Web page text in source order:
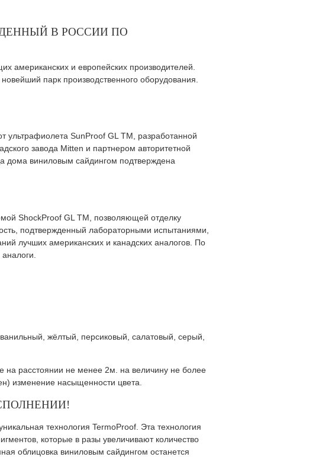
В РОССИИ ПО
американских и европейских производителей.
парк производственного оборудования.
SunProof GL TM, разработанной
завода Mitten и партнером авторитетной
дома виниловым сайдингом подтверждена
ShockProof GL TM, позволяющей отделку
подтвержденный лабораторными испытаниями,
лучших американских и канадских аналогов. По
жёлтый, персиковый, салатовый, серый,
на расстоянии не менее 2м. на величину не более
изменение насыщенности цвета.
технология TermoProof. Эта технология
которые в разы увеличивают количество
облицовка виниловым сайдингом останется